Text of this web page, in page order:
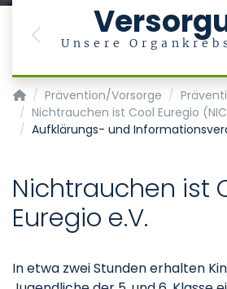
Unsere
Previous
Krebszentrum - Centrum für
Prävention/Vorsorge
Nichtrauchen ist Cool Euregio
Aufklärungs- und
Nichtrauchen ist
Euregio e.V.
In etwa zwei Stunden erhalten